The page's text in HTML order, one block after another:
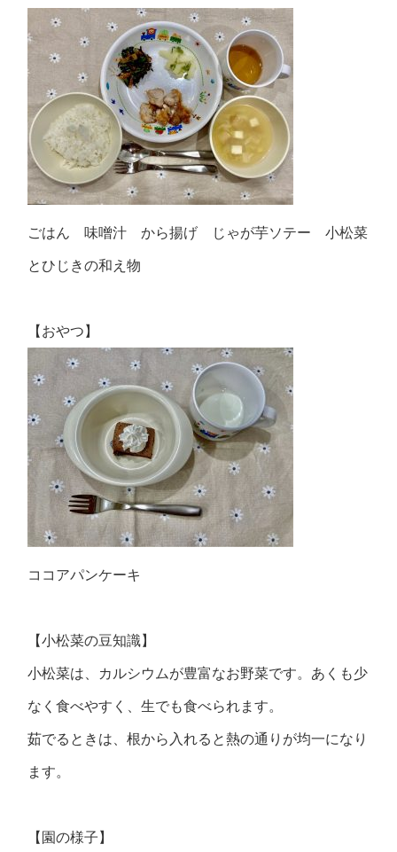
ごはん 味噌汁 から揚げ じゃが芋ソテー 小松菜
とひじきの和え物
【おやつ】
ココアパンケーキ
【小松菜の豆知識】
小松菜は、カルシウムが豊富なお野菜です。あくも少
なく食べやすく、生でも食べられます。
茹でるときは、根から入れると熱の通りが均一になり
ます。
【園の様子】